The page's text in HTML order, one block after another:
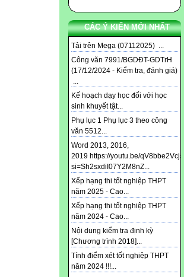
CÁC Ý KIẾN MỚI NHẤT
Tải trên Mega (07112025) ...
Công văn 7991/BGDĐT-GDTrH
(17/12/2024 - Kiểm tra, đánh giá)
...
Kế hoạch dạy học đối với học
sinh khuyết tật...
Phụ lục 1 Phụ lục 3 theo công
văn 5512...
Word 2013, 2016,
2019 https://youtu.be/qV8bbe2Vcjs?
si=Sh2sxdiI07Y2M8nZ...
Xếp hạng thi tốt nghiệp THPT
năm 2025 - Cao...
Xếp hạng thi tốt nghiệp THPT
năm 2024 - Cao...
Nội dung kiểm tra định kỳ
[Chương trình 2018]...
Tính điểm xét tốt nghiệp THPT
năm 2024 !!!...